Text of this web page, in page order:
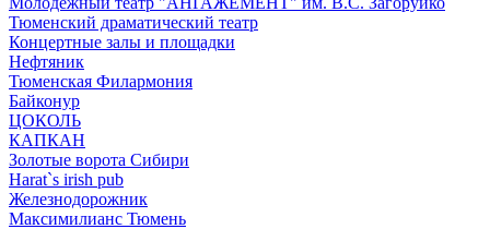
Тюменский драматический театр
Концертные залы и площадки
Нефтяник
Тюменская Филармония
Байконур
ЦОКОЛЬ
КАПКАН
Золотые ворота Сибири
Harat`s irish pub
Железнодорожник
Максимилианс Тюмень